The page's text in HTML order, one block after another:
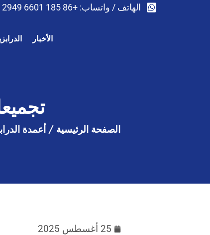
الهاتف / واتساب: +86 185 6601 2949
الأخبار
الصفحة الرئيسية / أعمدة
25 أغسطس 2025